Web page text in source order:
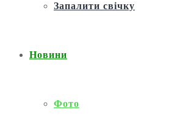
Запалити свічку
Новини
Фото